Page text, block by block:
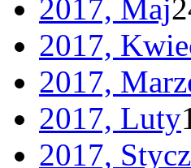
2017, Maj
2017,
2017,
2017, Luty
2017,